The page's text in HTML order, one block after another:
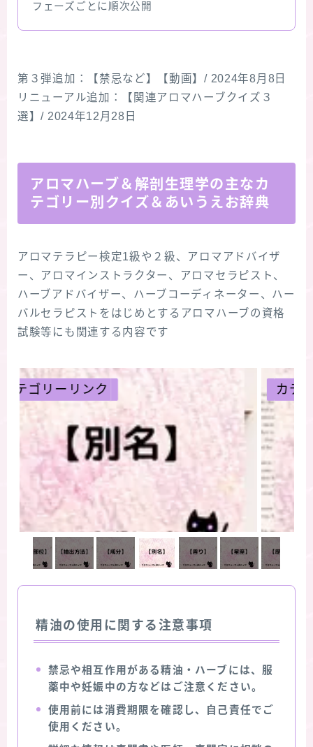
フェーズごとに順次公開
第３弾追加：【禁忌など】【動画】/ 2024年8月8日
リニューアル追加：【関連アロマハーブクイズ３
選】/ 2024年12月28日
アロマハーブ＆解剖生理学の主なカ
テゴリー別クイズ＆あいうえお辞典
アロマテラピー検定1級や２級、アロマアドバイザ
ー、アロマインストラクター、アロマセラピスト、
ハーブアドバイザー、ハーブコーディネーター、ハー
バルセラピストをはじめとするアロマハーブの資格
試験等にも関連する内容です
カテゴリーリンク
精油の使用に関する注意事項
禁忌や相互作用がある精油・ハーブには、服
薬中や妊娠中の方などはご注意ください。
使用前には消費期限を確認し、自己責任でご
使用ください。